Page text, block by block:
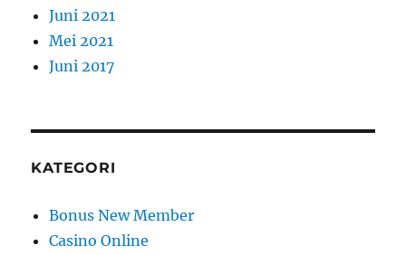
Juni 2021
Mei 2021
Juni 2017
KATEGORI
Bonus New Member
Casino Online